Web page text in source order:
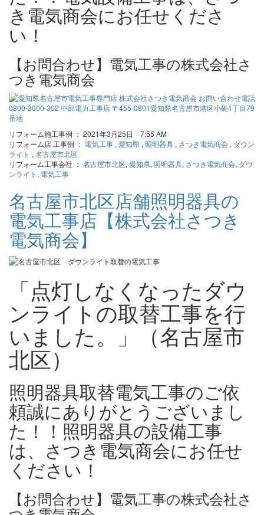
き電気商会にお任せくださ
い！
【お問合わせ】電気工事の株式会社さ
つき電気商会
リフォーム施工事例 ： 2021年3月25日 7:55 AM
リフォーム店 工事例 ： 電気工事 , 愛知県 , 照明器具 , さつき電気商会 , ダウン
ライト , 名古屋市北区
リフォーム工事会社 ： 名古屋市北区, 愛知県, 照明器具, さつき電気商会, ダウ
ンライト , 電気工事
名古屋市北区店舗照明器具の
電気工事店【株式会社さつき
電気商会】
「点灯しなくなったダウ
ンライトの取替工事を行
いました。」（名古屋市
北区）
照明器具取替電気工事のご依
頼誠にありがとうございまし
た！！照明器具の設備工事
は、さつき電気商会にお任せ
ください！
【お問合わせ】電気工事の株式会社さ